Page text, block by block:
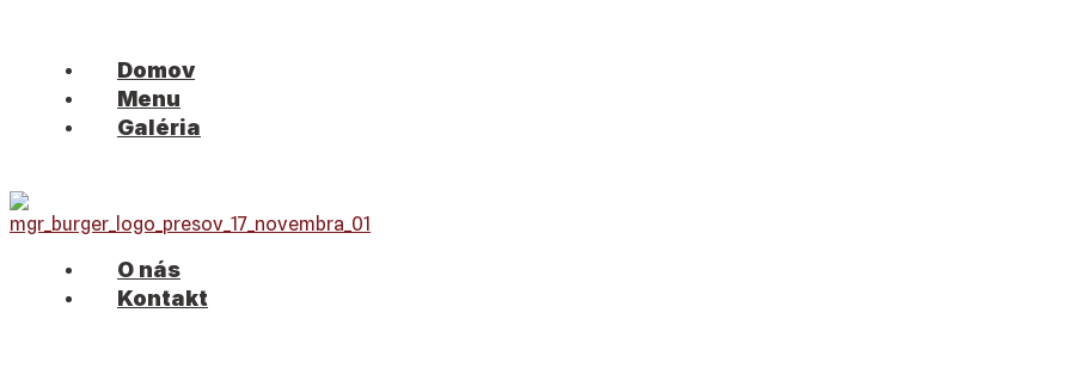
Domov
Menu
Galéria
O nás
Kontakt